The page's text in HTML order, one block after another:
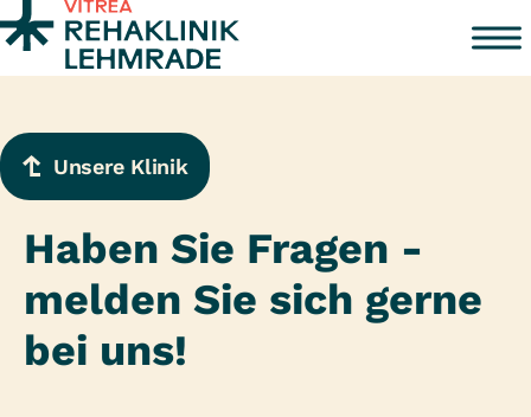
Zum Inhalt springen
Unsere Klinik
Haben Sie Fragen -
melden Sie sich gerne
bei uns!